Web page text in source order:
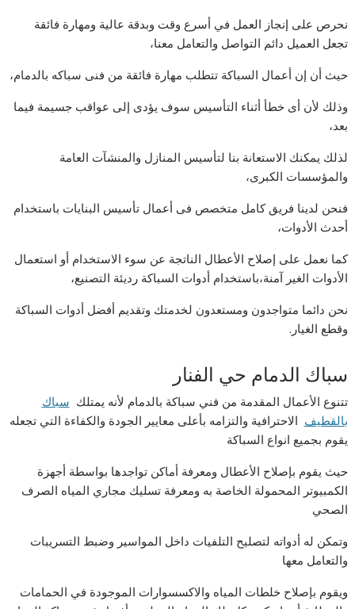
نحرص على إنجاز العمل في أسرع وقت وبدقة عالية ومهارة فائقة
تجعل العميل دائم التواصل والتعامل معنا،
حيث أن إن أعمال السباكة تتطلب مهارة فائقة من فنى سباكه بالدمام،
وذلك لأن أى خطأ أثناء التأسيس سوف يؤدى إلى عواقب جسيمة فيما
بعد،
لذلك يمكنك الاستعانة بنا لتأسيس المنازل والمنشآت العامة
والمؤسسات الكبرى،
فنحن لدينا فريق كامل متخصص فى أعمال تأسيس البنايات باستخدام
أحدث الأدوات،
كما نعمل على إصلاح الأعطال الناتجة عن سوء الاستخدام أو استعمال
الأدوات الغير آمنة،باستخدام أدوات السباكة رديئة التصنيع،
نحن دائما متواجدون ومستعدون لخدمتك وتقديم أفضل أدوات السباكة
وقطع الغيار.
سباك الدمام حي الفنار
تتنوع الأعمال المقدمة من فني سباكة بالدمام لأنه يمتلك سباك
بالقطيف الاحترافية والتزامه بأعلى معايير الجودة والكفاءة التي تجعله
يقوم بجميع انواع السباكة
حيث يقوم بإصلاح الأعطال ومعرفة أماكن تواجدها بواسطة أجهزة
الكمبيوتر المحمولة الخاصة به ومعرفة تسليك مجاري المياه الصرف
الصحي
وتمكن له أدواته لتصليح التلفيات داخل المواسير وضبط التسريبات
والتعامل معها
ويقوم بإصلاح خلطات المياه والاكسسوارات الموجودة في الحمامات